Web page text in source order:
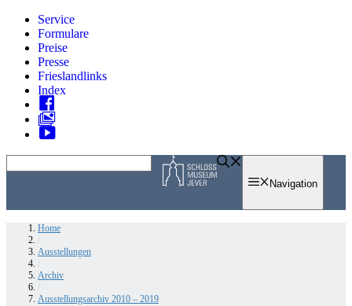
Zum
Inhalt
springen
Service
Formulare
Preise
Presse
Frieslandlinks
Index
to
Navigation
Home
Ausstellungen
Archiv
Ausstellungsarchiv 2010 – 2019